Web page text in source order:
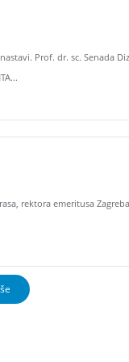
Prof. dr. sc. Senada
rektora emeritusa